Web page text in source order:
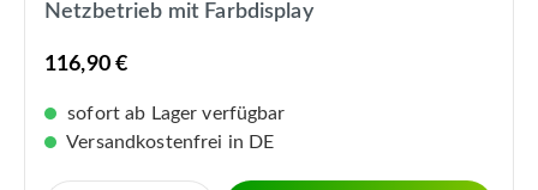
Netzbetrieb mit Farbdisplay
116,90 €
sofort ab Lager verfügbar
Versandkostenfrei in DE